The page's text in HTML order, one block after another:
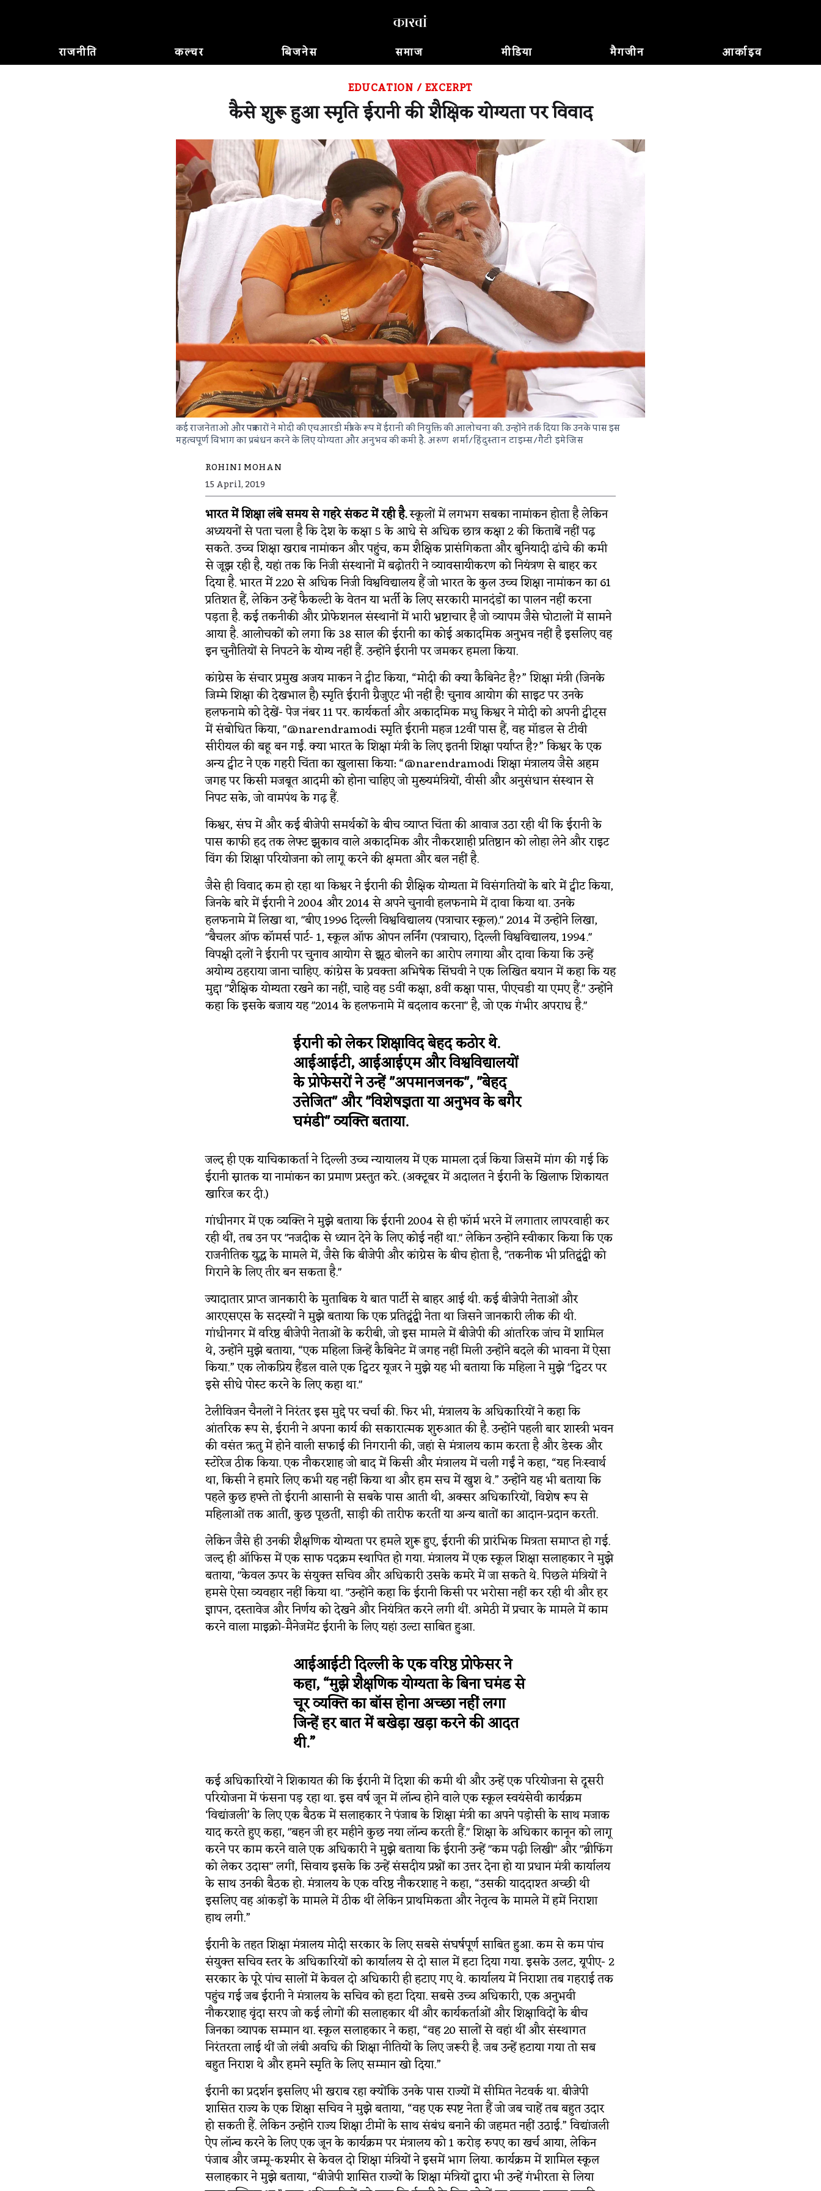
राजनीति कल्चर बिजनेस समाज मीडिया मैगजीन
आर्काइव
EDUCATION/EXCERPT
कैसे शुरू हुआ स्मृति ईरानी की शैक्षिक योग्यता पर विवाद
कई राजनेताओं और पत्रकारों ने मोदी की एचआरडी मंत्री के रूप में ईरानी की नियुक्ति की आलोचना की. उन्होंने तर्क दिया कि उनके पास इस
महत्वपूर्ण विभाग का प्रबंधन करने के लिए योग्यता और अनुभव की कमी है.अरुण शर्मा/हिंदुस्तान टाइम्स/गैटी इमेजिस
ROHINI MOHAN
15 April, 2019
भारत में शिक्षा लंबे समय से गहरे संकट में रही है.स्कूलों में लगभग सबका नामांकन होता है लेकिन
अध्ययनों से पता चला है कि देश के कक्षा 5 के आधे से अधिक छात्र कक्षा 2 की किताबें नहीं पढ़
सकते. उच्च शिक्षा खराब नामांकन और पहुंच, कम शैक्षिक प्रासंगिकता और बुनियादी ढांचे की कमी
से जूझ रही है, यहां तक ​​कि निजी संस्थानों में बढ़ोतरी ने व्यावसायीकरण को नियंत्रण से बाहर कर
दिया है. भारत में 220 से अधिक निजी विश्वविद्यालय हैं जो भारत के कुल उच्च शिक्षा नामांकन का 61
प्रतिशत हैं, लेकिन उन्हें फैकल्टी के वेतन या भर्ती के लिए सरकारी मानदंडों का पालन नहीं करना
पड़ता है. कई तकनीकी और प्रोफेशनल संस्थानों में भारी भ्रष्टाचार है जो व्यापम जैसे घोटालों में सामने
आया है. आलोचकों को लगा कि 38 साल की ईरानी का ​कोई ​अकादमिक अनुभव नहीं है इसलिए वह
इन चुनौतियों से निपटने के योग्य नहीं हैं. उन्होंने ईरानी पर जमकर हमला किया.
कांग्रेस के संचार प्रमुख अजय माकन ने ट्वीट किया, “मोदी की क्या कैबिनेट है?” शिक्षा मंत्री (जिनके
जिम्मे शिक्षा की देखभाल है) स्मृति ईरानी ग्रैजुएट भी नहीं है! चुनाव आयोग की साइट पर उनके
हलफनामे को देखें- पेज नंबर 11 पर. कार्यकर्ता और अकादमिक मधु किश्वर ने मोदी को अपनी ट्वीट्स
में संबोधित किया, "@narendramodi स्मृति ईरानी महज 12वीं पास हैं, वह मॉडल से टीवी
सीरीयल की बहू बन गईं. क्या भारत के शिक्षा मंत्री के लिए इतनी शिक्षा पर्याप्त है?” किश्वर के एक
अन्य ट्वीट ने एक गहरी चिंता का खुलासा किया: “@narendramodi शिक्षा मंत्रालय जैसे अहम
जगह पर किसी मजबूत आदमी को होना चाहिए जो मुख्यमंत्रियों, वीसी और अनुसंधान संस्थान से
निपट सके, जो वामपंथ के गढ़ हैं.
किश्वर, संघ में और कई बीजेपी समर्थकों के बीच व्याप्त चिंता की आवाज उठा रही थीं कि ईरानी के
पास काफी हद तक लेफ्ट झुकाव वाले अकादमिक और नौकरशाही प्रतिष्ठान को लोहा लेने और राइट
विंग की शिक्षा परियोजना को लागू करने की क्षमता और बल नहीं है.
जैसे ही विवाद कम हो रहा था किश्वर ने ईरानी की शैक्षिक योग्यता में विसंगतियों के बारे में ट्वीट किया,
जिनके बारे में ईरानी ने 2004 और 2014 से अपने चुनावी हलफनामे में दावा किया था. उनके
हलफनामे में लिखा था, "बीए 1996 दिल्ली विश्वविद्यालय (पत्राचार स्कूल)." 2014 में उन्होंने लिखा,
"बैचलर ऑफ कॉमर्स पार्ट- 1, स्कूल ऑफ ओपन लर्निंग (पत्राचार), दिल्ली विश्वविद्यालय, 1994."
विपक्षी दलों ने ईरानी पर चुनाव आयोग से झूठ बोलने का आरोप लगाया और दावा किया कि उन्हें
अयोग्य ठहराया जाना चाहिए. कांग्रेस के प्रवक्ता अभिषेक सिंघवी ने एक लिखित बयान में कहा कि यह
मुद्दा "शैक्षिक योग्यता रखने का नहीं, चाहे वह 5वीं कक्षा, 8वीं कक्षा पास, पीएचडी या एमए हैं." उन्होंने
कहा कि इसके बजाय यह "2014 के हलफनामे में बदलाव करना" है, जो एक गंभीर अपराध है."
ईरानी को लेकर शिक्षाविद बेहद कठोर थे.
आईआईटी, आईआईएम और विश्वविद्यालयों
के प्रोफेसरों ने उन्हें "अपमानजनक", "बेहद
उत्तेजित" और "विशेषज्ञता या अनुभव के बगैर
घमंडी" व्यक्ति बताया.
जल्द ही एक याचिकाकर्ता ने दिल्ली उच्च न्यायालय में एक मामला दर्ज किया जिसमें मांग की गई कि
ईरानी स्नातक या नामांकन का प्रमाण प्रस्तुत करे. (अक्टूबर में अदालत ने ईरानी के खिलाफ शिकायत
खारिज कर दी.)
गांधीनगर में एक व्यक्ति ने मुझे बताया कि ईरानी 2004 से ही फॉर्म भरने में लगातार लापरवाही कर
रही थीं, तब उन पर "नजदीक से ध्यान देने के लिए कोई नहीं था." लेकिन उन्होंने स्वीकार किया कि एक
राजनीतिक युद्ध के मामले में, जैसे कि बीजेपी और कांग्रेस के बीच होता है, "तकनीक भी प्रतिद्वंद्वी को
गिराने के लिए तीर बन सकता है."
ज्यादातार प्राप्त जानकारी के मुताबिक ये बात पार्टी से बाहर आई थी. कई बीजेपी नेताओं और
आरएसएस के सदस्यों ने मुझे बताया कि एक प्रतिद्वंद्वी नेता था जिसने जानकारी लीक की थी.
गांधीनगर में वरिष्ठ बीजेपी नेताओं के करीबी, जो इस मामले में बीजेपी की आंतरिक जांच में शामिल
थे, उन्होंने मुझे बताया, “एक महिला जिन्हें कैबिनेट में जगह नहीं मिली उन्होंने बदले की भावना में ऐसा
किया.” एक लोकप्रिय हैंडल वाले एक ट्विटर यूजर ने मुझे यह भी बताया कि महिला ने मुझे "ट्विटर पर
इसे सीधे पोस्ट करने के लिए कहा था."
टेलीविजन चैनलों ने निरंतर इस मुद्दे पर चर्चा की. फिर भी, मंत्रालय के अधिकारियों ने कहा कि
आंतरिक रूप से, ईरानी ने अपना कार्य की सकारात्मक शुरुआत की है. उन्होंने पहली बार शास्त्री भवन
की वसंत ऋतु में होने वाली सफाई की निगरानी की, जहां से मंत्रालय काम करता है और डेस्क और
स्टोरेज ठीक किया. एक नौकरशाह जो बाद में किसी और मंत्रालय में चली गईं ने कहा, “यह निःस्वार्थ
था, किसी ने हमारे लिए कभी यह नहीं किया था और हम सच में खुश थे.” उन्होंने यह भी बताया कि
पहले कुछ हफ्ते तो ईरानी आसानी से सबके पास आती थी, अक्सर अधिकारियों, विशेष रूप से
महिलाओं तक आतीं, कुछ पूछतीं, साड़ी की तारीफ करतीं या अन्य बातों का आदान-प्रदान करती.
लेकिन जैसे ही उनकी शैक्षणिक योग्यता पर हमले शुरू हुए, ईरानी की प्रारंभिक मित्रता समाप्त हो गई.
जल्द ही ऑफिस में एक साफ पदक्रम स्थापित हो गया. मंत्रालय में एक स्कूल शिक्षा सलाहकार ने मुझे
बताया, "केवल ऊपर के संयुक्त सचिव और अधिकारी उसके कमरे में जा सकते थे. पिछले मंत्रियों ने
हमसे ऐसा व्यवहार नहीं किया था. "उन्होंने कहा कि ईरानी किसी पर भरोसा नहीं कर रही थी और हर
ज्ञापन, दस्तावेज और निर्णय को देखने और नियंत्रित करने लगी थीं. अमेठी में प्रचार के मामले में काम
करने वाला माइक्रो-मैनेजमेंट ईरानी के लिए यहां उल्टा साबित हुआ.
आईआईटी दिल्ली के एक वरिष्ठ प्रोफेसर ने
कहा, “मुझे शैक्षणिक योग्यता के बिना घमंड से
चूर व्यक्ति का बॉस होना अच्छा नहीं लगा
जिन्हें हर बात में बखेड़ा खड़ा करने की आदत
थी.”
कई अधिकारियों ने शिकायत की कि ईरानी में दिशा की कमी थी और उन्हें एक परियोजना से दूसरी
परियोजना में फंसना पड़ रहा था. इस वर्ष जून में लॉन्च होने वाले एक स्कूल स्वयंसेवी कार्यक्रम
‘विद्यांजली’ के लिए एक बैठक में सलाहकार ने पंजाब के शिक्षा मंत्री का अपने पड़ोसी के साथ मजाक
याद करते हुए कहा, "बहन जी हर महीने कुछ नया लॉन्च करती हैं." शिक्षा के अधिकार कानून को लागू
करने पर काम करने वाले एक अधिकारी ने मुझे बताया कि ईरानी उन्हें "कम पढ़ी लिखी" और "ब्रीफिंग
को लेकर उदास" लगीं, सिवाय इसके कि उन्हें संसदीय प्रश्नों का उत्तर देना हो या प्रधान मंत्री कार्यालय
के साथ उनकी बैठक हो. मंत्रालय के एक वरिष्ठ नौकरशाह ने कहा, “उसकी याददाश्त अच्छी थी
इसलिए वह आंकड़ों के मामले में ठीक थीं लेकिन प्राथमिकता और नेतृत्व के मामले में हमें निराशा
हाथ लगी.”
ईरानी के तहत शिक्षा मंत्रालय मोदी सरकार के लिए सबसे संघर्षपूर्ण साबित हुआ. कम से कम पांच
संयुक्त सचिव स्तर के अधिकारियों को कार्यालय से दो साल में हटा दिया गया. इसके उलट, यूपीए- 2
सरकार के पूरे पांच सालों में केवल दो अधिकारी ही हटाए गए थे. कार्यालय में निराशा तब गहराई तक
पहुंच गई जब ईरानी ने मंत्रालय के सचिव को हटा दिया. सबसे उच्च अधिकारी, एक अनुभवी
नौकरशाह वृंदा सरप जो कई लोगों की सलाहकार थीं और कार्यकर्ताओं और शिक्षाविदों के बीच
जिनका व्यापक सम्मान था. स्कूल सलाहकार ने कहा, “वह 20 सालों से वहां थीं और संस्थागत
निरंतरता लाई थीं जो लंबी अवधि की शिक्षा नीतियों के लिए जरूरी है. जब उन्हें हटाया गया तो सब
बहुत निराश थे और हमने स्मृति के लिए सम्मान खो दिया.”
ईरानी का प्रदर्शन इसलिए भी खराब रहा क्योंकि उनके पास राज्यों में सीमित नेटवर्क था. बीजेपी
शासित राज्य के एक शिक्षा सचिव ने मुझे बताया, “वह एक स्पष्ट नेता हैं जो जब चाहें तब बहुत उदार
हो सकती हैं. लेकिन उन्होंने राज्य शिक्षा टीमों के साथ संबंध बनाने की जहमत नहीं उठाई.” विद्यांजली
ऐप लॉन्च करने के लिए एक जून के कार्यक्रम पर मंत्रालय को 1 करोड़ रुपए का खर्च आया, लेकिन
पंजाब और जम्मू-कश्मीर से केवल दो शिक्षा मंत्रियों ने इसमें भाग लिया. कार्यक्रम में शामिल स्कूल
सलाहकार ने मुझे बताया, “बीजेपी शासित राज्यों के शिक्षा मंत्रियों द्वारा भी उन्हें गंभीरता से लिया